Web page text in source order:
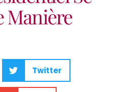
Manière
Twitter